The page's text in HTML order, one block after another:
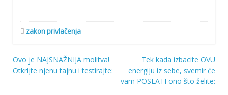
zakon privlačenja
Navigacija
Ovo je NAJSNAŽNIJA molitva!
Otkrijte njenu tajnu i testirajte:
Tek kada izbacite OVU
energiju iz sebe, svemir će
vam POSLATI ono što želite: